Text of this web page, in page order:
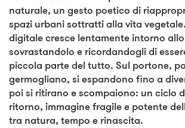
naturale, un gesto poetico di
spazi urbani sottratti alla vita
digitale cresce lentamente intorno
sovrastandolo e ricordandogli di
piccola parte del tutto. Sul portone,
germogliano, si espandono fino a
poi si ritirano e scompaiono: un ciclo
ritorno, immagine fragile e potente
tra natura, tempo e rinascita.